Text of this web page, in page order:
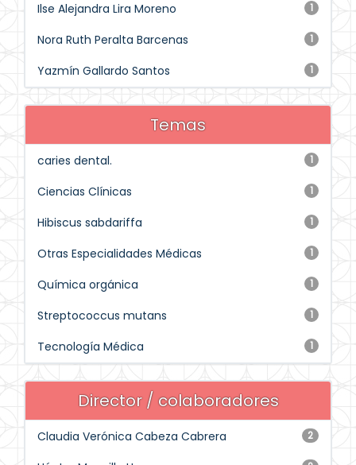
1
Ilse Alejandra Lira Moreno
1
Nora Ruth Peralta Barcenas
1
Yazmín Gallardo Santos
Temas
1
caries dental.
1
Ciencias Clínicas
1
Hibiscus sabdariffa
1
Otras Especialidades Médicas
1
Química orgánica
1
Streptococcus mutans
1
Tecnología Médica
Director / colaboradores
2
Claudia Verónica Cabeza Cabrera